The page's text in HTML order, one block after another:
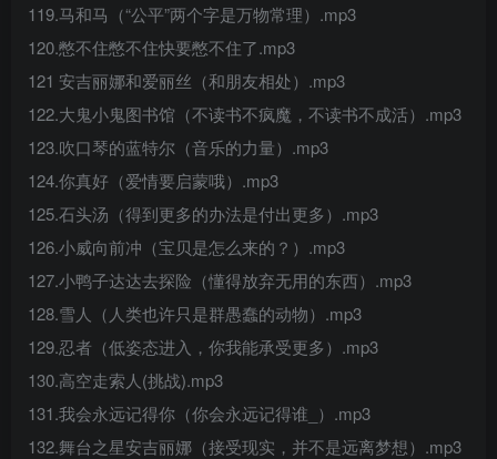
119.马和马（“公平”两个字是万物常理）.mp3
120.憋不住憋不住快要憋不住了.mp3
121 安吉丽娜和爱丽丝（和朋友相处）.mp3
122.大鬼小鬼图书馆（不读书不疯魔，不读书不成活）.mp3
123.吹口琴的蓝特尔（音乐的力量）.mp3
124.你真好（爱情要启蒙哦）.mp3
125.石头汤（得到更多的办法是付出更多）.mp3
126.小威向前冲（宝贝是怎么来的？）.mp3
127.小鸭子达达去探险（懂得放弃无用的东西）.mp3
128.雪人（人类也许只是群愚蠢的动物）.mp3
129.忍者（低姿态进入，你我能承受更多）.mp3
130.高空走索人(挑战).mp3
131.我会永远记得你（你会永远记得谁_）.mp3
132.舞台之星安吉丽娜（接受现实，并不是远离梦想）.mp3